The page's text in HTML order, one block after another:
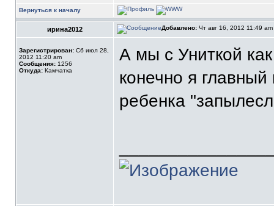
Вернуться к началу
ирина2012 Добавлено: Чт авг 16, 2012 11:49 am
Зарегистрирован: Сб июл 28,
2012 11:20 am
Сообщения: 1256
Откуда: Камчатка
А мы с Униткой
конечно я
ребенка